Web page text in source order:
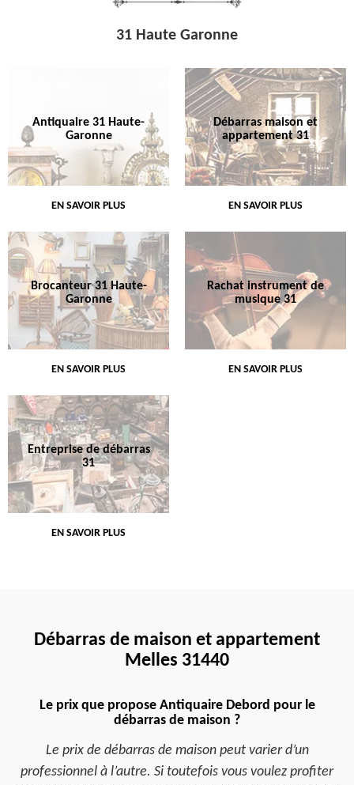
31 Haute Garonne
Antiquaire 31 Haute-
Garonne
EN SAVOIR PLUS
Débarras maison et
appartement 31
EN SAVOIR PLUS
Brocanteur 31 Haute-
Garonne
EN SAVOIR PLUS
Rachat instrument de
musique 31
EN SAVOIR PLUS
Entreprise de débarras
31
EN SAVOIR PLUS
Débarras de maison et appartement
Melles 31440
Le prix que propose Antiquaire Debord pour le
débarras de maison ?
Le prix de débarras de maison peut varier d’un
professionnel à l’autre. Si toutefois vous voulez profiter